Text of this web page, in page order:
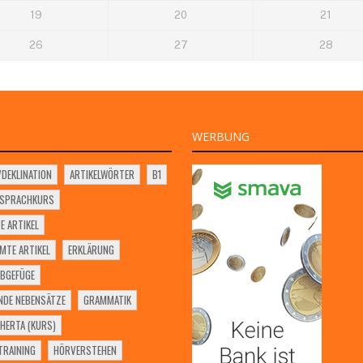
19 20 21
26 27 28
ARTIKELWÖRTER
B1
ARTIKEL
ARTIKEL
ERKLÄRUNG
NEBENSÄTZE
GRAMMATIK
(KURS)
HÖRVERSTEHEN
WERBUNG